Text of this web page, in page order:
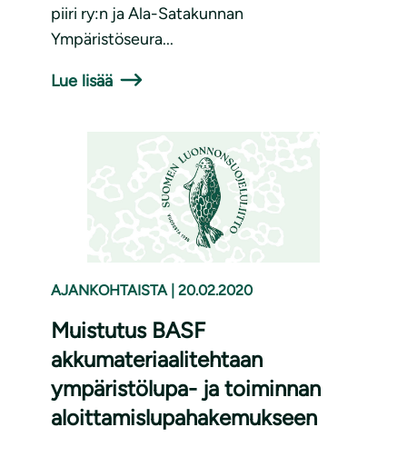
piiri ry:n ja Ala-Satakunnan
Ympäristöseura...
Lue lisää
AJANKOHTAISTA 20.02.2020
Muistutus BASF
akkumateriaalitehtaan
ympäristölupa- ja toiminnan
aloittamislupahakemukseen